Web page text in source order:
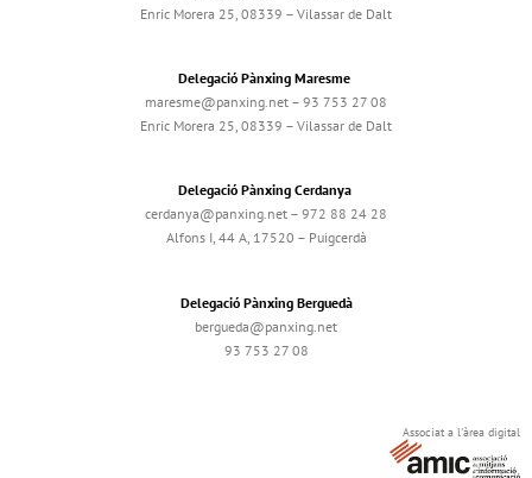
Enric Morera 25, 08339 – Vilassar de Dalt
Delegació Pànxing Maresme
maresme@panxing.net – 93 753 27 08
Enric Morera 25, 08339 – Vilassar de Dalt
Delegació Pànxing Cerdanya
cerdanya@panxing.net – 972 88 24 28
Alfons I, 44 A, 17520 – Puigcerdà
Delegació Pànxing Berguedà
bergueda@panxing.net
93 753 27 08
Associat a l'àrea digital